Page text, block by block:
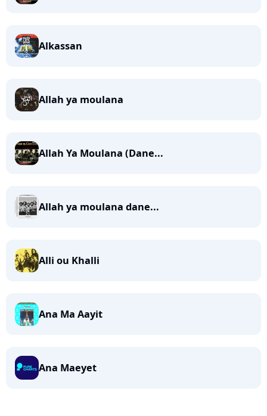
Alkassan
Allah ya moulana
Allah Ya Moulana (Dane...
Allah ya moulana dane...
Alli ou Khalli
Ana Ma Aayit
Ana Maeyet